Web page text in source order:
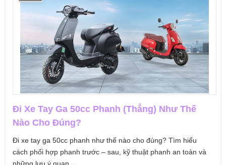
Đi Xe Tay Ga 50cc Phanh (Thắng) Như Thế
Nào Cho Đúng?
Đi xe tay ga 50cc phanh như thế nào cho đúng? Tìm hiểu
cách phối hợp phanh trước – sau, kỹ thuật phanh an toàn và